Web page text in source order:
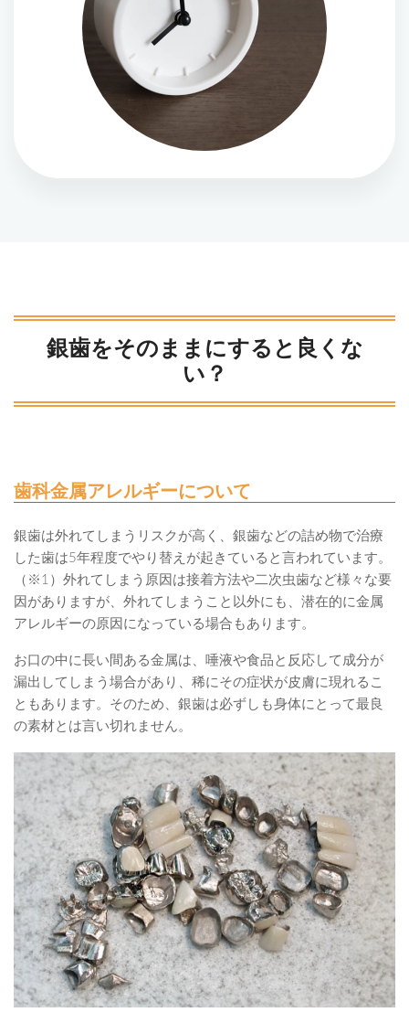
銀歯をそのままにすると良くな
い？
歯科金属アレルギーについて
銀歯は外れてしまうリスクが高く、銀歯などの詰め物で治療
した歯は5年程度でやり替えが起きていると言われています。
（※1）外れてしまう原因は接着方法や二次虫歯など様々な要
因がありますが、外れてしまうこと以外にも、潜在的に金属
アレルギーの原因になっている場合もあります。
お口の中に長い間ある金属は、唾液や食品と反応して成分が
漏出してしまう場合があり、稀にその症状が皮膚に現れるこ
ともあります。そのため、銀歯は必ずしも身体にとって最良
の素材とは言い切れません。